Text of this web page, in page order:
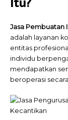
Jasa Pembuatan
adalah layanan
entitas
individu
mendapatkan
beroperasi